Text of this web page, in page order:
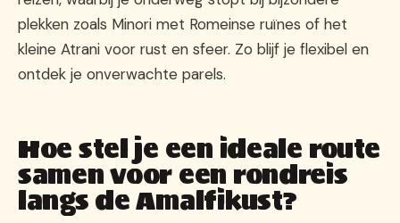
plekken zoals Minori met Romeinse ruïnes of het
kleine Atrani voor rust en sfeer. Zo blijf je flexibel en
ontdek je onverwachte parels.
Hoe stel je een ideale route
samen voor een rondreis
langs de Amalfikust?